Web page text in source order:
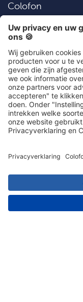
Colofon
Vacatures
Contact
Social Media
030
Meest populaire